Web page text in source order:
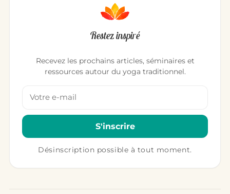
Restez inspiré
Recevez les prochains articles, séminaires et
ressources autour du yoga traditionnel.
S'inscrire
Désinscription possible à tout moment.